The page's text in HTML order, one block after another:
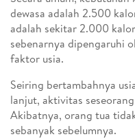
dewasa adalah 2.500
adalah sekitar 2.000
sebenarnya dipengaruhi
faktor usia.
Seiring bertambahnya
lanjut, aktivitas
Akibatnya, orang tua
sebanyak sebelumnya.